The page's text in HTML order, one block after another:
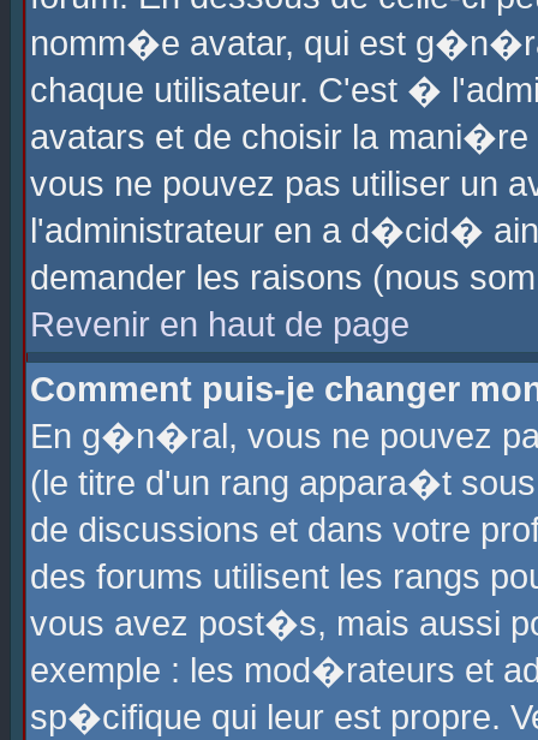
nomm�e avatar, qui est
chaque utilisateur. C'est �
avatars et de choisir la
vous ne pouvez pas utiliser un
l'administrateur en a d�cid�
demander les raisons (nous
Revenir en haut de page
Comment puis-je changer
En g�n�ral, vous ne pouvez
(le titre d'un rang appara�t
de discussions et dans votre
des forums utilisent les rangs
vous avez post�s, mais aussi
exemple : les mod�rateurs et
sp�cifique qui leur est propre.